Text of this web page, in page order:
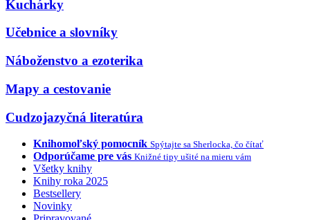
Kuchárky
Učebnice a slovníky
Náboženstvo a ezoterika
Mapy a cestovanie
Cudzojazyčná literatúra
Knihomoľský pomocník Spýtajte sa Sherlocka, čo čítať
Odporúčame pre vás Knižné tipy ušité na mieru vám
Všetky knihy
Knihy roka 2025
Bestsellery
Novinky